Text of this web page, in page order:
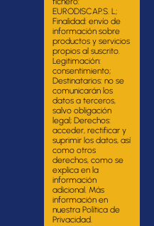
EURODISCAP.S. L;
Finalidad: envío de
información sobre
productos y servicios
propios al suscrito.
Legitimación:
consentimiento;
Destinatarios: no se
comunicarán los
datos a terceros,
salvo obligación
legal; Derechos:
acceder, rectificar y
suprimir los datos, así
como otros
derechos, como se
explica en la
información
adicional. Más
información en
nuestra Política de
Privacidad.